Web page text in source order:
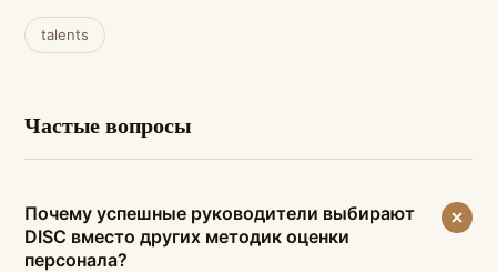
talents
Частые вопросы
Почему успешные руководители выбирают
DISC вместо других методик оценки
персонала?